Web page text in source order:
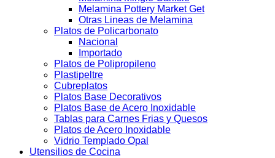
Melamina Pottery Market Get
Otras Lineas de Melamina
Platos de Policarbonato
Nacional
Importado
Platos de Polipropileno
Plastipeltre
Cubreplatos
Platos Base Decorativos
Platos Base de Acero Inoxidable
Tablas para Carnes Frias y Quesos
Platos de Acero Inoxidable
Vidrio Templado Opal
Utensilios de Cocina